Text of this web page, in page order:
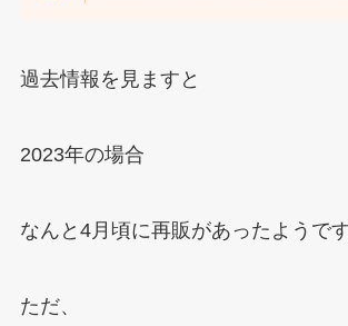
過去情報を見ますと
2023年の場合
なんと4月頃に再販があったようです
ただ、